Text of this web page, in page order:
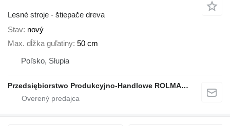
Lesné stroje - štiepače dreva
Stav nový
Max. dĺžka guľatiny 50 cm
Poľsko, Słupia
Przedsiębiorstwo Produkcyjno-Handlowe ROLMAPOL Marcin Dziekan